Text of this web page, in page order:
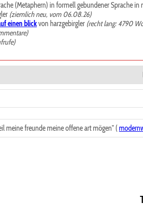
(Metaphern) in formell gebundener Sprache in
(ziemlich neu, vom 06.08.26)
einen blickvon harzgebirgler (recht lang: 4790
meine freunde meine offene art mögen" (